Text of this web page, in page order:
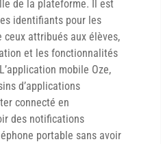
de la plateforme. Il est
identifiants pour les
attribués aux élèves,
et les fonctionnalités
mobile Oze,
d’applications
connecté en
des notifications
portable sans avoir